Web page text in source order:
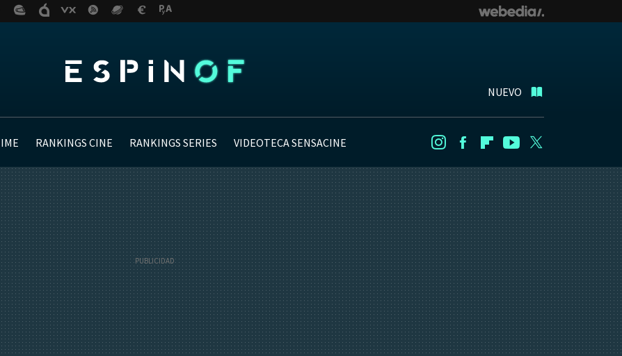
NUEVO
RANKINGS CINE RANKINGS SERIES VIDEOTECA SENSACINE InstagramFacebookFlipboard
Youtube